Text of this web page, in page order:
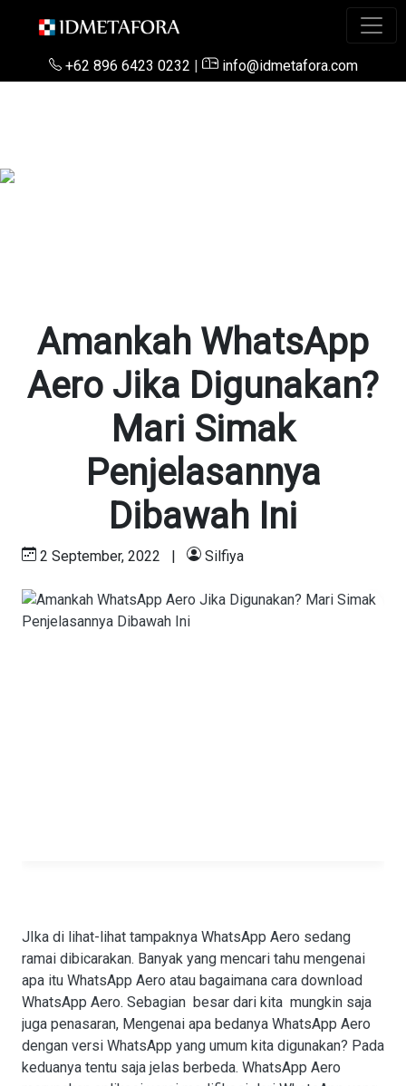
+62 896 6423 0232 | info@idmetafora.com
Amankah WhatsApp
Aero Jika Digunakan?
Mari Simak
Penjelasannya
Dibawah Ini
2 September, 2022 | Silfiya
JIka di lihat-lihat tampaknya WhatsApp Aero sedang
ramai dibicarakan. Banyak yang mencari tahu mengenai
apa itu WhatsApp Aero atau bagaimana cara download
WhatsApp Aero. Sebagian besar dari kita mungkin saja
juga penasaran, Mengenai apa bedanya WhatsApp Aero
dengan versi WhatsApp yang umum kita digunakan? Pada
keduanya tentu saja jelas berbeda. WhatsApp Aero